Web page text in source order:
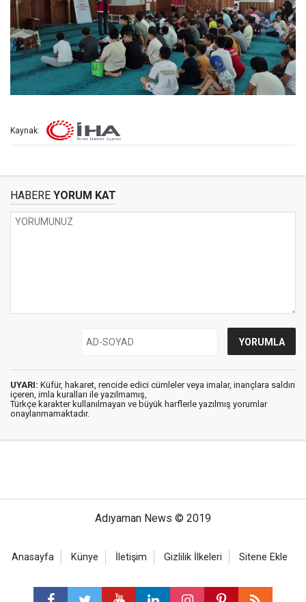
Kaynak:
HABERE YORUM KAT
UYARI: Küfür, hakaret, rencide edici cümleler veya imalar, inançlara saldırı
içeren, imla kuralları ile yazılmamış,
Türkçe karakter kullanılmayan ve büyük harflerle yazılmış yorumlar
onaylanmamaktadır.
Adıyaman News © 2019
Anasayfa Künye İletişim Gizlilik İlkeleri Sitene Ekle